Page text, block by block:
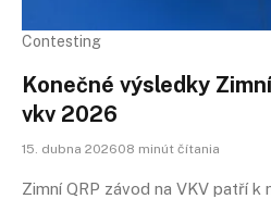
Contesting
Konečné výsledky
vkv 2026
15. dubna 202608 minút čítania
Zimní QRP závod na VKV patří k